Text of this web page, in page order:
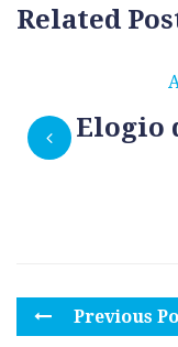
Related
Elogio
Previous